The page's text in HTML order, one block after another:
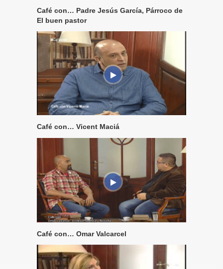
Café con… Padre Jesús García, Párroco de
El buen pastor
Café con… Vicent Maciá
Café con… Omar Valcarcel